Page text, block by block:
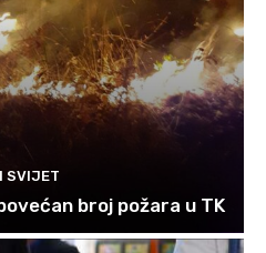
SVIJET
broj požara u TK